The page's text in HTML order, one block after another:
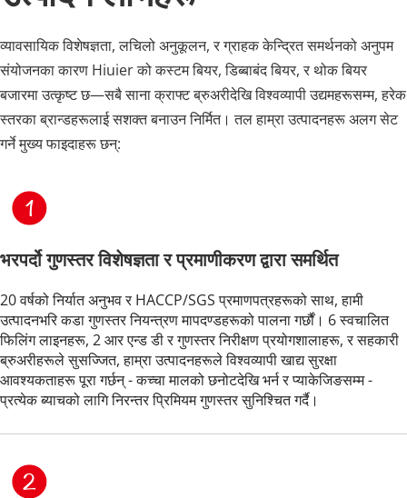
व्यावसायिक विशेषज्ञता, लचिलो अनुकूलन, र ग्राहक केन्द्रित समर्थनको अनुपम
संयोजनका कारण Hiuier को कस्टम बियर, डिब्बाबंद बियर, र थोक बियर
बजारमा उत्कृष्ट छ—सबै साना क्राफ्ट ब्रुअरीदेखि विश्वव्यापी उद्यमहरूसम्म, हरेक
स्तरका ब्रान्डहरूलाई सशक्त बनाउन निर्मित। तल हाम्रा उत्पादनहरू अलग सेट
गर्ने मुख्य फाइदाहरू छन्:
भरपर्दो गुणस्तर विशेषज्ञता र प्रमाणीकरण द्वारा समर्थित
20 वर्षको निर्यात अनुभव र HACCP/SGS प्रमाणपत्रहरूको साथ, हामी
उत्पादनभरि कडा गुणस्तर नियन्त्रण मापदण्डहरूको पालना गर्छौं। 6 स्वचालित
फिलिंग लाइनहरू, 2 आर एन्ड डी र गुणस्तर निरीक्षण प्रयोगशालाहरू, र सहकारी
ब्रुअरीहरूले सुसज्जित, हाम्रा उत्पादनहरूले विश्वव्यापी खाद्य सुरक्षा
आवश्यकताहरू पूरा गर्छन् - कच्चा मालको छनोटदेखि भर्न र प्याकेजिङसम्म -
प्रत्येक ब्याचको लागि निरन्तर प्रिमियम गुणस्तर सुनिश्चित गर्दै।